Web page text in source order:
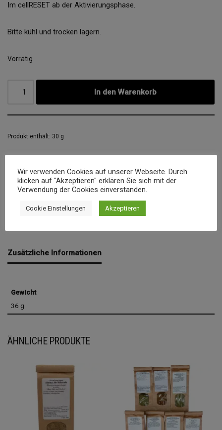
Im cellRESET ab der Aktivierungsphase.
Bitte kühl und trocken lagern.
Vorrätig
In den Warenkorb
Produkt enthält: 30 g
Kategorie:Gewürzmischungen ohne Salz und Zucker
Zusätzliche Informationen
Gewicht
36 g
ÄHNLICHE PRODUKTE
Wir verwenden Cookies auf unserer Webseite. Durch
klicken auf "Akzeptieren" erklären Sie sich mit der
Verwendung der Cookies einverstanden.
Cookie Einstellungen Akzeptieren